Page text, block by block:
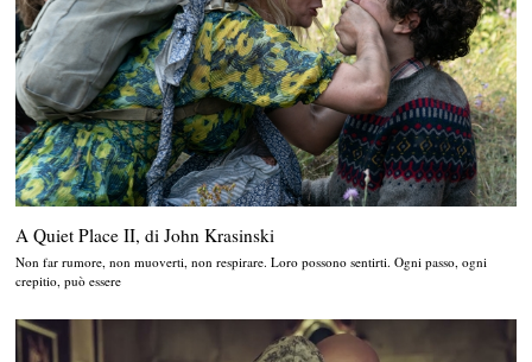
A Quiet Place II, di John Krasinski
Non far rumore, non muoverti, non respirare. Loro possono sentirti. Ogni passo, ogni
crepitio, può essere